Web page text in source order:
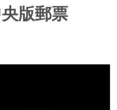
版郵票